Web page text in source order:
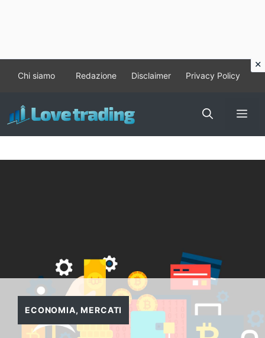
contenuto
Chi siamo Redazione Disclaimer Privacy Policy
ECONOMIA,MERCATI